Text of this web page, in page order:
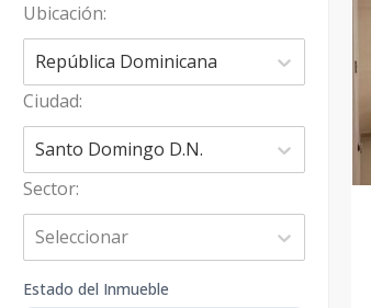
Ubicación:
República Dominicana
Ciudad:
Santo Domingo D.N.
Sector:
Seleccionar
Estado del Inmueble